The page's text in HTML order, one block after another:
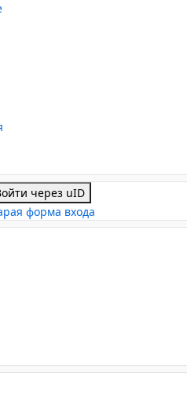
через uID
форма входа